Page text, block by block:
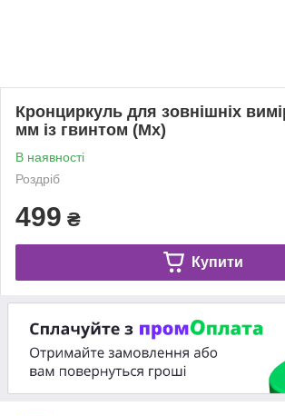
Кронциркуль для зовнішніх
мм із гвинтом (Mx)
В наявності
Роздріб
499 ₴
Купити